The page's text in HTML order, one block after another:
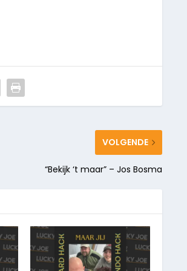
VOLGENDE
“Bekijk ‘t maar” – Jos Bosma